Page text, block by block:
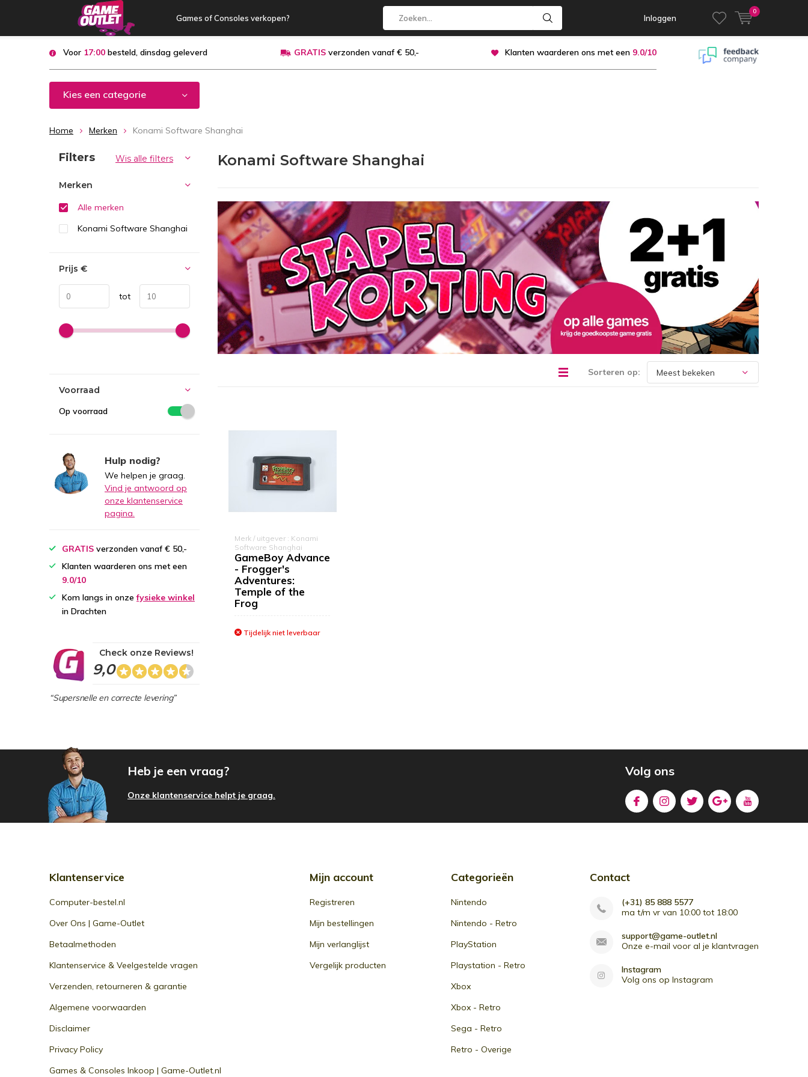
Games of Consoles verkopen? Inloggen
0
Voor 17:00 besteld, dinsdag geleverd GRATISverzonden vanaf € 50,- Klanten waarderen ons met een 9.0/10
Kies een categorie
Home Merken Konami Software Shanghai
Konami Software Shanghai
Sorteren op:
Merk / uitgever : Konami
Software Shanghai
GameBoy Advance
- Frogger's
Adventures:
Temple of the
Frog
Tijdelijk niet leverbaar
Sorteren op:
Filters Wis alle filters
Merken
Alle merken
Konami Software Shanghai
Prijs €
tot
Voorraad
Op voorraad
Hulp nodig?
We helpen je graag.
Vind je antwoord op
onze klantenservice
pagina.
GRATIS verzonden vanaf € 50,-
Klanten waarderen ons met een
9.0/10
Kom langs in onzefysieke winkel
in Drachten
9,0
Check onze Reviews!
“Supersnelle en correcte levering”
Heb je een vraag?
Onze klantenservice helpt je graag.
Volg ons
Klantenservice
Computer-bestel.nl
Over Ons | Game-Outlet
Betaalmethoden
Klantenservice & Veelgestelde vragen
Verzenden, retourneren & garantie
Algemene voorwaarden
Disclaimer
Privacy Policy
Games & Consoles Inkoop | Game-Outlet.nl
Mijn account
Registreren
Mijn bestellingen
Mijn verlanglijst
Vergelijk producten
Categorieën
Nintendo
Nintendo - Retro
PlayStation
Playstation - Retro
Xbox
Xbox - Retro
Sega - Retro
Retro - Overige
Contact
(+31) 85 888 5577
ma t/m vr van 10:00 tot 18:00
support@game-outlet.nl
Onze e-mail voor al je klantvragen
Instagram
Volg ons op Instagram